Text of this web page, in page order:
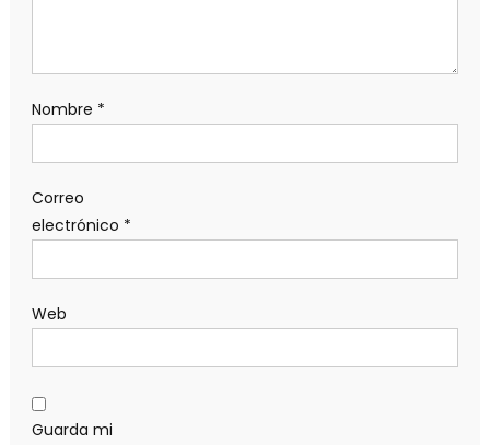
Nombre *
Correo
electrónico *
Web
Guarda mi